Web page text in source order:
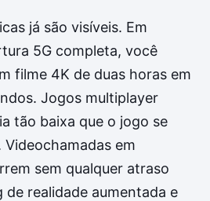
já são visíveis. Em
5G completa, você
filme 4K de duas horas em
Jogos multiplayer
tão baixa que o jogo se
em
sem qualquer atraso
de realidade aumentada e